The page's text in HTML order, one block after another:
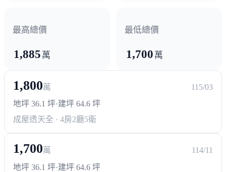
最高總價
1,885 萬
最低總價
1,700 萬
1,800萬
115/03
地坪 36.1 坪·建坪 64.6 坪
成屋透天全 · 4房2廳5衛
1,700萬
114/11
地坪 36.1 坪·建坪 64.6 坪